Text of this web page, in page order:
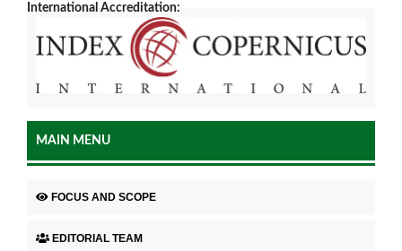
International Accreditation:
MAIN MENU
FOCUS AND SCOPE
EDITORIAL TEAM